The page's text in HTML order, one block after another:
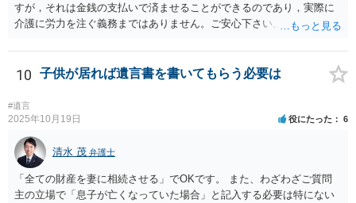
すが，それは金銭の支払いで済ませることができるのであり，実際に
介護に労力を注ぐ義務まではありません。ご安心下さい。
10 子供が居れば遺言書を書いてもらう必要は
#遺言
2025年10月19日 役にたった 6
清水 茂 弁護士
「全ての財産を妻に相続させる」でOKです。 また、わざわざご質問
主の立場で「息子が亡くなっていた場合」と記入する必要は特にない